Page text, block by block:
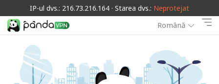
IP-ul dvs.: 216.73.216.164 · Starea dvs.: Neprotejat
Română